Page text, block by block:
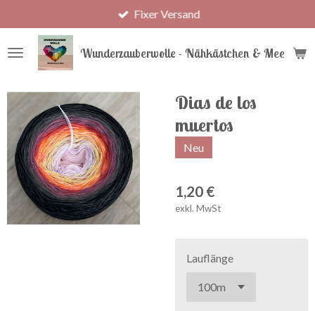
Hauptinhalt
springen
Wunderzauberwolle - Nähkästchen & Meer
Fixer Versand
Dias de los
muertos
Neu
1,20 €
exkl. MwSt
Lauflänge